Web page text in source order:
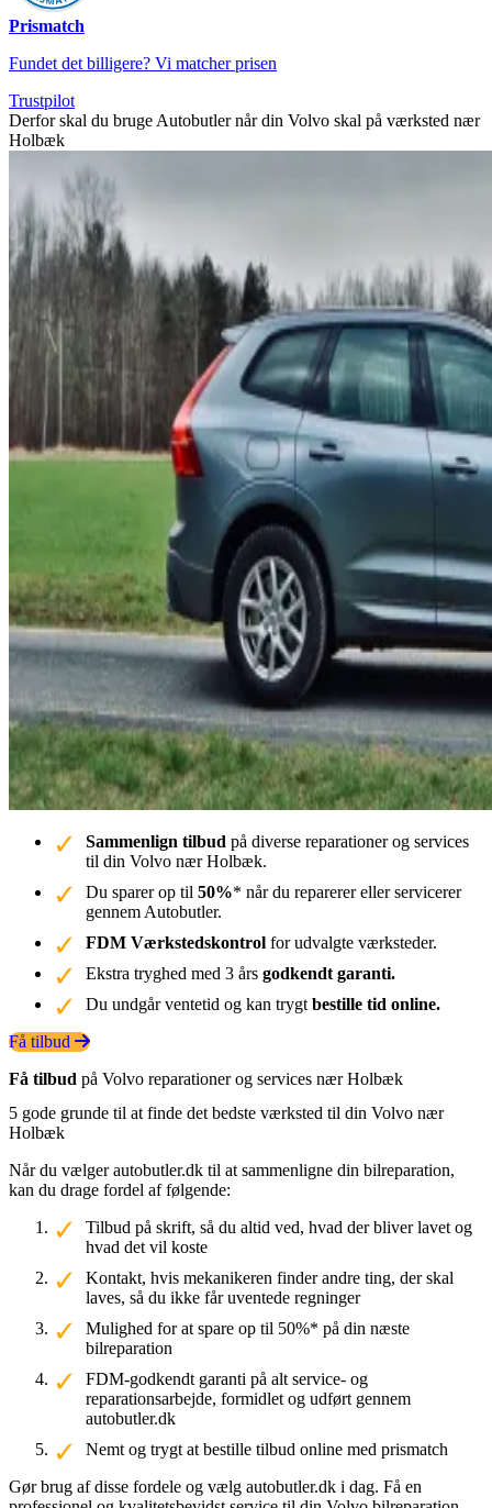
Prismatch
Fundet det billigere? Vi matcher prisen
Trustpilot
Derfor skal du bruge Autobutler når din Volvo skal på værksted nær
Holbæk
Sammenlign tilbud på diverse reparationer og services
til din Volvo nær Holbæk.
Du sparer op til 50%* når du reparerer eller servicerer
gennem Autobutler.
FDM Værkstedskontrol for udvalgte værksteder.
Ekstra tryghed med 3 års godkendt garanti.
Du undgår ventetid og kan trygt bestille tid online.
Få tilbud
Få tilbud på Volvo reparationer og services nær Holbæk
5 gode grunde til at finde det bedste værksted til din Volvo nær
Holbæk
Når du vælger autobutler.dk til at sammenligne din bilreparation,
kan du drage fordel af følgende:
Tilbud på skrift, så du altid ved, hvad der bliver lavet og
hvad det vil koste
Kontakt, hvis mekanikeren finder andre ting, der skal
laves, så du ikke får uventede regninger
Mulighed for at spare op til 50%* på din næste
bilreparation
FDM-godkendt garanti på alt service- og
reparationsarbejde, formidlet og udført gennem
autobutler.dk
Nemt og trygt at bestille tilbud online med prismatch
Gør brug af disse fordele og vælg autobutler.dk i dag. Få en